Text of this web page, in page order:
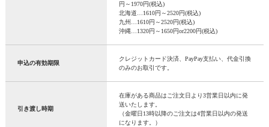
円～1970円(税込)
北海道…1610円～2520円(税込)
九州…1610円～2520円(税込)
沖縄…1320円～1650円or2200円(税込)
申込の有効期限
クレジットカード決済、PayPay支払い、代金引換
のみのお取引です。
引き渡し時期
在庫がある商品はご注文日より3営業日以内に発
送いたします。
（金曜日13時以降のご注文は4営業日以内の発送
になります。）